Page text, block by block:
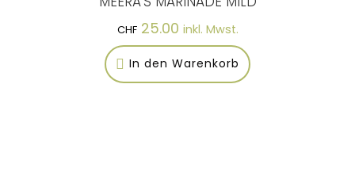
CHF25.00 inkl. Mwst.
In den Warenkorb